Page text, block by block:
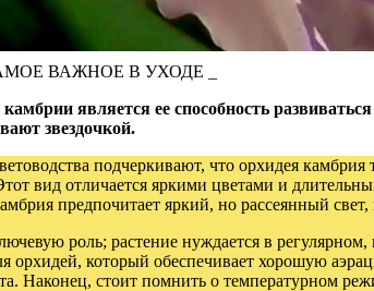
ВАЖНОЕ В УХОДЕ _
является ее способность
звездочкой.
подчеркивают, что орхидея
вид отличается яркими цветами и
предпочитает яркий, но рассеянный
роль; растение нуждается в
орхидей, который обеспечивает хорошую
Наконец, стоит помнить о температурном